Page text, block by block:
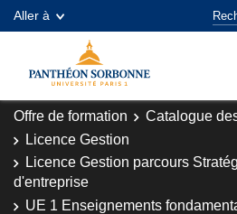
Aller à
Offre de formation Catalogue
Licence Gestion
Licence Gestion parcours
d'entreprise
UE 1 Enseignements